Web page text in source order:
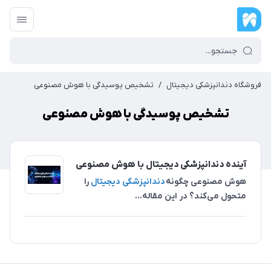
فروشگاه دندانپزشکی دیجیتال / تشخیص پوسیدگی با هوش مصنوعی
تشخیص پوسیدگی با هوش مصنوعی
آینده دندانپزشکی دیجیتال با هوش مصنوعی
هوش مصنوعی چگونهدندانپزشکی دیجیتال را
متحول می‌کند؟ در این مقاله...